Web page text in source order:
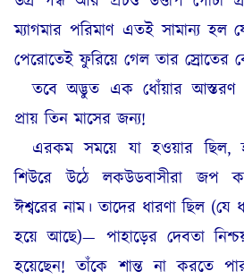
ম্যাগমার পরিমাণ এতই সামান্য হল
পেরোতেই ফুরিয়ে গেল তার স্রোতের
তবে অদ্ভুত এক ধোঁয়ার আস্তরণ
প্রায় তিন মাসের জন্য!
এরকম সময়ে যা হওয়ার ছিল,
শিউরে উঠে লকউডবাসীরা জপ
ঈশ্বরের নাম। তাদের ধারণা ছিল (যে
হয়ে আছে)— পাহাড়ের দেবতা
হয়েছেন! তাঁকে শান্ত না করতে